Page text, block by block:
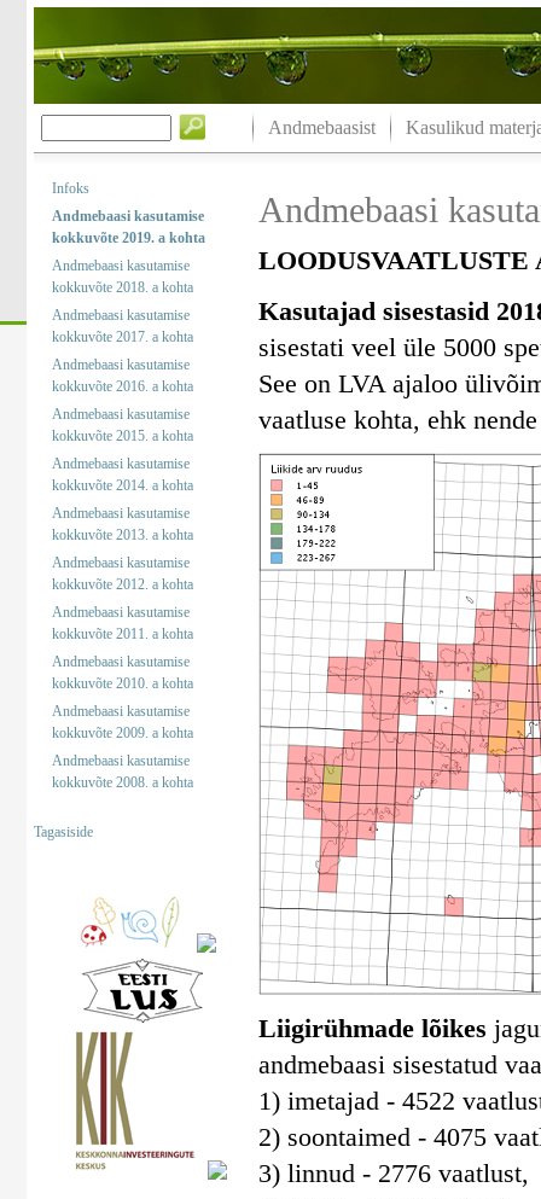
Andmebaasist Kasulikud
Infoks
Andmebaasi kasutamise
kokkuvõte 2019. a kohta
Andmebaasi kasutamise
kokkuvõte 2018. a kohta
Andmebaasi kasutamise
kokkuvõte 2017. a kohta
Andmebaasi kasutamise
kokkuvõte 2016. a kohta
Andmebaasi kasutamise
kokkuvõte 2015. a kohta
Andmebaasi kasutamise
kokkuvõte 2014. a kohta
Andmebaasi kasutamise
kokkuvõte 2013. a kohta
Andmebaasi kasutamise
kokkuvõte 2012. a kohta
Andmebaasi kasutamise
kokkuvõte 2011. a kohta
Andmebaasi kasutamise
kokkuvõte 2010. a kohta
Andmebaasi kasutamise
kokkuvõte 2009. a kohta
Andmebaasi kasutamise
kokkuvõte 2008. a kohta
Tagasiside
Andmebaasi
Kasutajad sisestasid
sisestati veel üle 5000
See on LVA ajaloo
vaatluse kohta, ehk
Liigirühmade lõikes
andmebaasi sisestatud
1) imetajad - 4522
2) soontaimed - 4075
3) linnud - 2776 vaatlust,